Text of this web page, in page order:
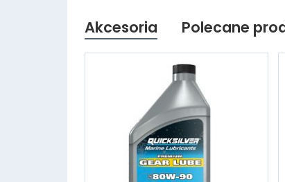
Akcesoria Polecane